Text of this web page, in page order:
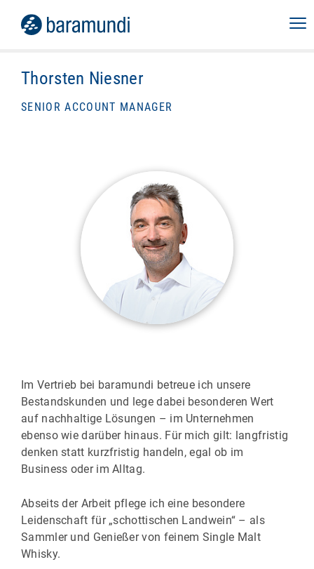
Thorsten Niesner
SENIOR ACCOUNT MANAGER
Im Vertrieb bei baramundi betreue ich unsere
Bestandskunden und lege dabei besonderen Wert
auf nachhaltige Lösungen – im Unternehmen
ebenso wie darüber hinaus. Für mich gilt: langfristig
denken statt kurzfristig handeln, egal ob im
Business oder im Alltag.
Abseits der Arbeit pflege ich eine besondere
Leidenschaft für „schottischen Landwein“ – als
Sammler und Genießer von feinem Single Malt
Whisky.